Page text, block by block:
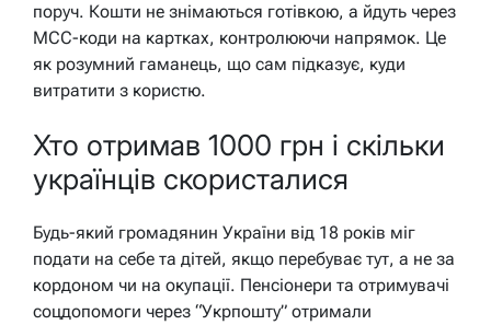
поруч. Кошти не знімаються готівкою, а йдуть через
MCC-коди на картках, контролюючи напрямок. Це
як розумний гаманець, що сам підказує, куди
витратити з користю.
Хто отримав 1000 грн і скільки
українців скористалися
Будь-який громадянин України від 18 років міг
подати на себе та дітей, якщо перебуває тут, а не за
кордоном чи на окупації. Пенсіонери та отримувачі
соцдопомоги через “Укрпошту” отримали